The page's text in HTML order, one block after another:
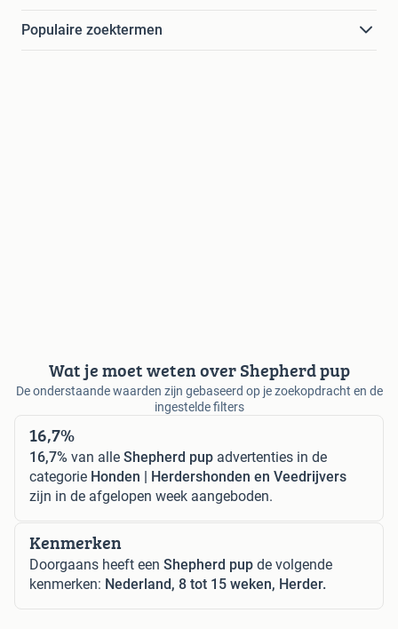
Populaire zoektermen
Wat je moet weten over Shepherd pup
De onderstaande waarden zijn gebaseerd op je zoekopdracht en de
ingestelde filters
16,7%
16,7% van alle Shepherd pup advertenties in de
categorie Honden | Herdershonden en Veedrijvers
zijn in de afgelopen week aangeboden.
Kenmerken
Doorgaans heeft een Shepherd pup de volgende
kenmerken: Nederland, 8 tot 15 weken, Herder.